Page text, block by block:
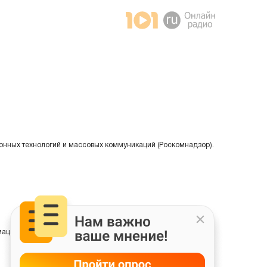
технологий и массовых коммуникаций (Роскомнадзор).
на основе сбора, систематизации и анализа сведений,